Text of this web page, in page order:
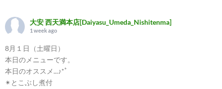
大安 西天満本店[Daiyasu_Umeda_Nishitenma]
1 week ago
8月１日（土曜日）
本日のメニューです。
本日のオススメ...♪*ﾟ
✴︎とこぶし煮付